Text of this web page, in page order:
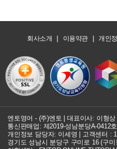
회사소개 | 이용약관 | 개인
엔토영어 - (주)엔토 | 대표이사: 이형상 |
통신판매업: 제2019-성남분당A-0412호
개인정보 담당자: 이세영 | 고객센터 :
경기도 성남시 분당구 구미로 16 (구